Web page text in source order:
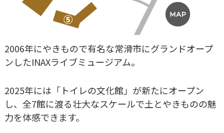
2006年にやきもので有名な常滑市にグランドオープ
ンしたINAXライブミュージアム。
2025年には「トイレの文化館」が新たにオープン
し、全7館に渡る壮大なスケールで土とやきものの魅
力を体感できます。